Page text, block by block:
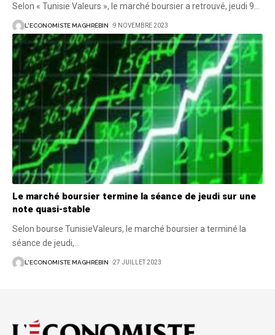
Selon « Tunisie Valeurs », le marché boursier a retrouvé, jeudi 9
L'ECONOMISTE MAGHRÉBIN 9 NOVEMBRE 2023
Le marché boursier termine la séance de jeudi sur une
note quasi-stable
Selon bourse TunisieValeurs, le marché boursier a terminé la
séance de jeudi,
L'ECONOMISTE MAGHRÉBIN 27 JUILLET 2023